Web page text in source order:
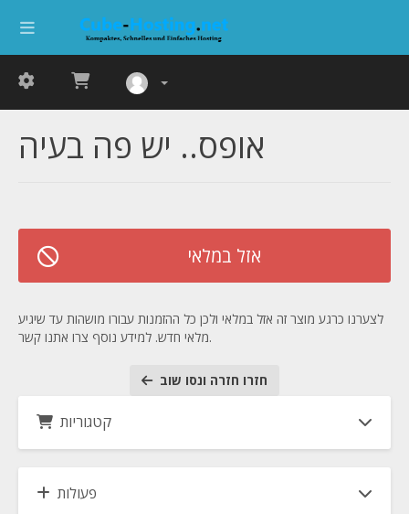
אופס.. יש פה בעיה
אזל במלאי
לצערנו כרגע מוצר זה אזל במלאי ולכן כל ההזמנות עבורו מושהות עד שיגיע
מלאי חדש. למידע נוסף צרו אתנו קשר.
חזרו חזרה ונסו שוב
קטגוריות
פעולות